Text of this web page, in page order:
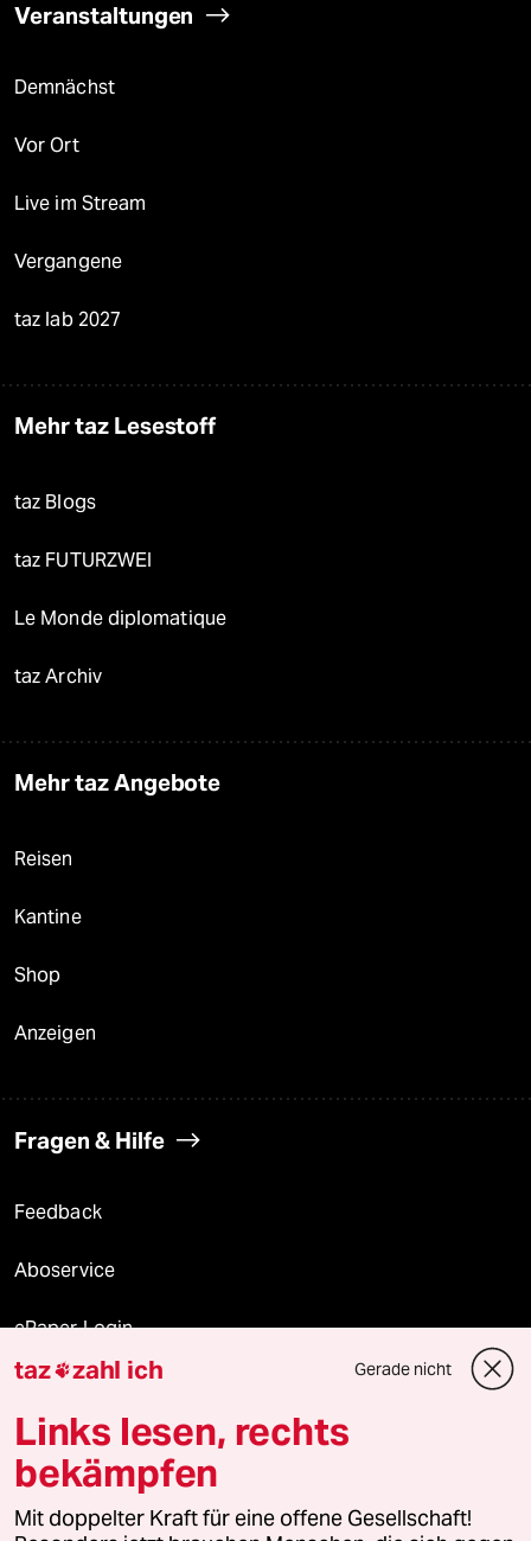
Veranstaltungen
Demnächst
Vor Ort
Live im Stream
Vergangene
taz lab 2027
Mehr taz Lesestoff
taz Blogs
taz FUTURZWEI
Le Monde diplomatique
taz Archiv
Mehr taz Angebote
Reisen
Kantine
Shop
Anzeigen
Fragen & Hilfe
Feedback
Aboservice
ePaper Login
Downloads für Abonnierende
© 2026 taz Verlags und Vertriebs GmbH
Alle Rechte vorbehalten. Bei rechtlichen Fragen oder für Genehmigungen
wenden Sie sich bitte an
lizenzen@taz.de
taz zahl ich Gerade nicht
Links lesen, rechts
bekämpfen
Mit doppelter Kraft für eine offene Gesellschaft!